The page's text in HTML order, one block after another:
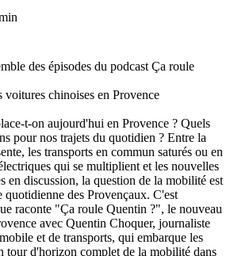
des épisodes du podcast Ça roule
voitures chinoises en Provence
t-on aujourd'hui en Provence ? Quels
pour nos trajets du quotidien ? Entre la
les transports en commun saturés ou en
qui se multiplient et les nouvelles
en discussion, la question de la mobilité est
des Provençaux. C'est
raconte "Ça roule Quentin ?", le nouveau
avec Quentin Choquer, journaliste
et de transports, qui embarque les
tour d'horizon complet de la mobilité dans